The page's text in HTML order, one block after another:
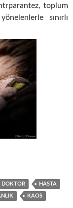
toplum
sınırlı
DOKTOR HASTA
KAOS